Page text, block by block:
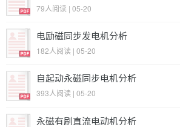
79人阅读 | 05-20
电励磁同步发电机分析
182人阅读 | 05-20
自起动永磁同步电机分析
393人阅读 | 05-20
永磁有刷直流电动机分析